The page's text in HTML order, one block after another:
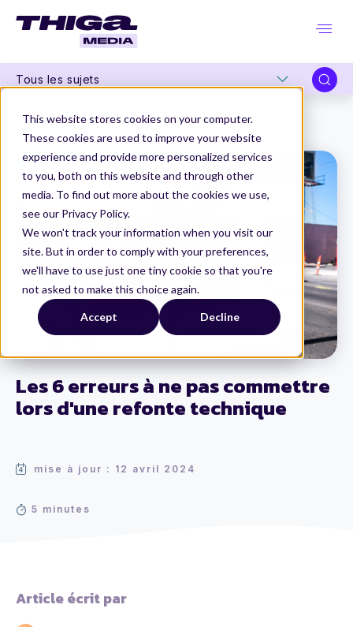
This website stores cookies on your computer.
These cookies are used to improve your website
experience and provide more personalized services
to you, both on this website and through other
media. To find out more about the cookies we use,
see our Privacy Policy.
We won't track your information when you visit our
site. But in order to comply with your preferences,
we'll have to use just one tiny cookie so that you're
not asked to make this choice again.
Accept Decline
Tous les sujets
Les 6 erreurs à ne pas commettre
lors d'une refonte technique
mise à jour : 12 avril 2024
5 minutes
Thiga Media
Product Management
Article écrit par